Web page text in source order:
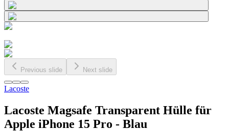
Previous slide Next slide
Lacoste
Lacoste Magsafe Transparent Hülle für
Apple iPhone 15 Pro - Blau